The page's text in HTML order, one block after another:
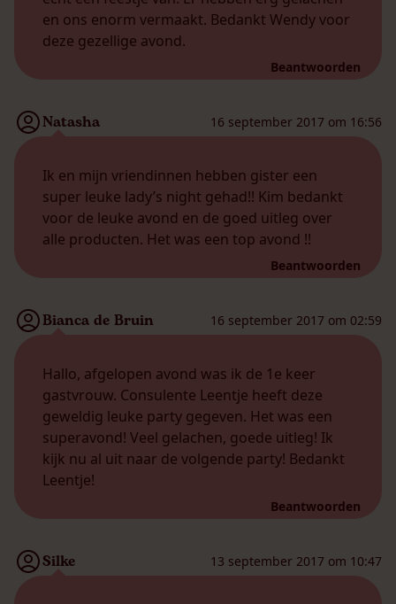
en ons enorm vermaakt. Bedankt Wendy voor
deze gezellige avond.
Beantwoorden
Natasha 16 september 2017 om 16:56
Ik en mijn vriendinnen hebben gister een
super leuke lady’s night gehad!! Kim bedankt
voor de leuke avond en de goed uitleg over
alle producten. Het was een top avond !!
Beantwoorden
Bianca de Bruin 16 september 2017 om 02:59
Hallo, afgelopen avond was ik de 1e keer
gastvrouw. Consulente Leentje heeft deze
geweldig leuke party gegeven. Het was een
superavond! Veel gelachen, goede uitleg! Ik
kijk nu al uit naar de volgende party! Bedankt
Leentje!
Beantwoorden
Silke 13 september 2017 om 10:47